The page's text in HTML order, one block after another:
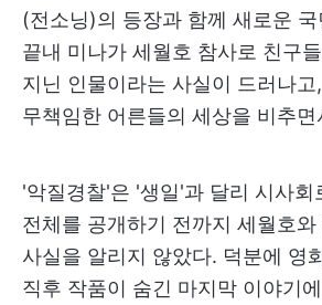
(전소닝)의 등장과 함께 새로운
끝내 미나가 세월호 참사로 친구
지닌 인물이라는 사실이 드러나
무책임한 어른들의 세상을 비추
'악질경찰'은 '생일'과 달리 시사회
전체를 공개하기 전까지 세월호
사실을 알리지 않았다. 덕분에 영
직후 작품이 숨긴 마지막 이야기